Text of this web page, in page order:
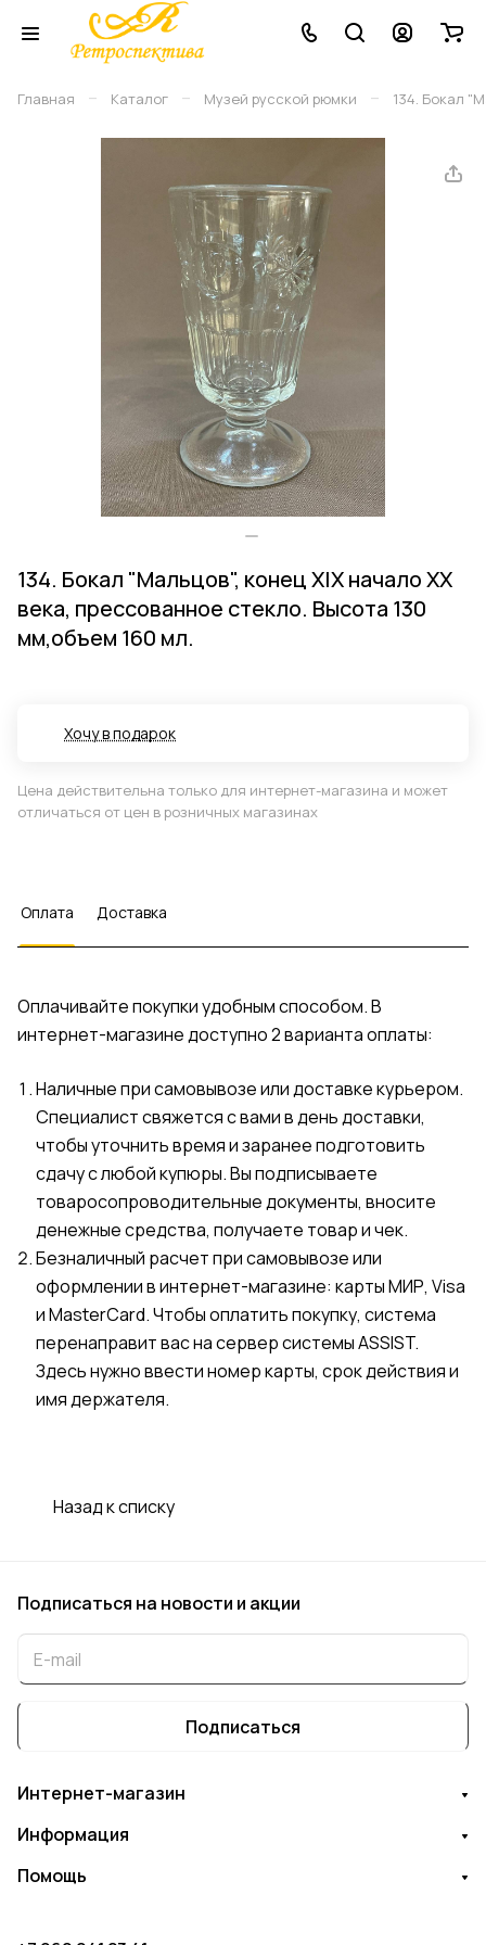
Главная – Каталог – Музей русской рюмки – 134. Бокал
134. Бокал "Мальцов", конец XIX начало XX
века, прессованное стекло. Высота 130
мм,объем 160 мл.
Хочу в подарок
Цена действительна только для интернет-магазина и может
отличаться от цен в розничных магазинах
Оплата Доставка
Оплачивайте покупки удобным способом. В
интернет-магазине доступно 2 варианта оплаты:
Наличные при самовывозе или доставке курьером.
Специалист свяжется с вами в день доставки,
чтобы уточнить время и заранее подготовить
сдачу с любой купюры. Вы подписываете
товаросопроводительные документы, вносите
денежные средства, получаете товар и чек.
Безналичный расчет при самовывозе или
оформлении в интернет-магазине: карты МИР, Visa
и MasterCard. Чтобы оплатить покупку, система
перенаправит вас на сервер системы ASSIST.
Здесь нужно ввести номер карты, срок действия и
имя держателя.
Назад к списку
Подписаться на новости и акции
Подписаться
Интернет-магазин
Информация
Помощь